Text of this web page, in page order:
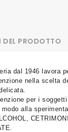
DEL PRODOTTO
dal 1946 lavora
nella scelta
per i
alla